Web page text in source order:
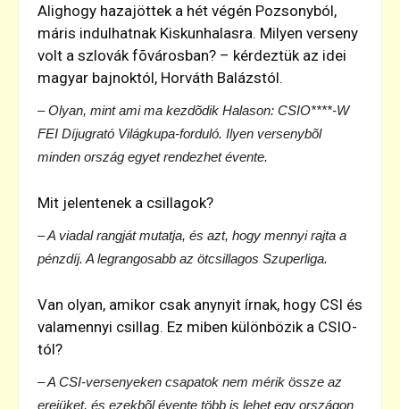
Alighogy hazajöttek a hét végén Pozsonyból,
máris indulhatnak Kiskunhalasra. Milyen verseny
volt a szlovák fõvárosban? – kérdeztük az idei
magyar bajnoktól, Horváth Balázstól.
– Olyan, mint ami ma kezdõdik Halason: CSIO****-W
FEI Díjugrató Világkupa-forduló. Ilyen versenybõl
minden ország egyet rendezhet évente.
Mit jelentenek a csillagok?
– A viadal rangját mutatja, és azt, hogy mennyi rajta a
pénzdíj. A legrangosabb az ötcsillagos Szuperliga.
Van olyan, amikor csak anynyit írnak, hogy CSI és
valamennyi csillag. Ez miben különbözik a CSIO-
tól?
– A CSI-versenyeken csapatok nem mérik össze az
erejüket, és ezekbõl évente több is lehet egy országon